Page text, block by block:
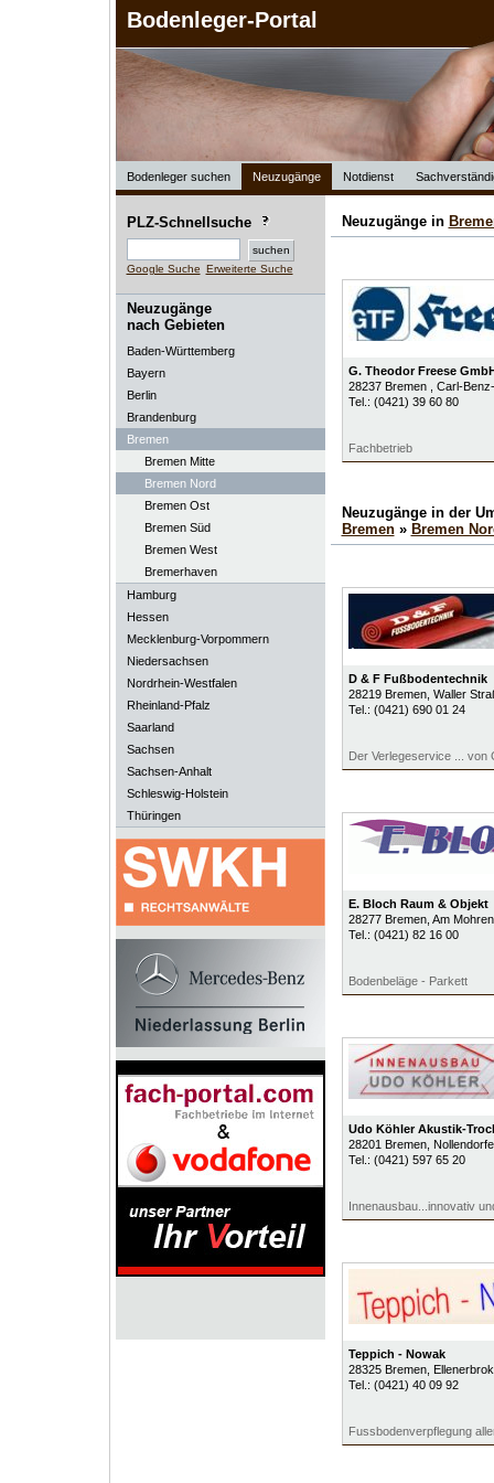
Bodenleger-Portal
Bodenleger suchen Neuzugänge Notdienst
PLZ-Schnellsuche
Google Suche Erweiterte Suche
Neuzugänge
nach Gebieten
Baden-Württemberg
Bayern
Berlin
Brandenburg
Bremen
Bremen Mitte
Bremen Nord
Bremen Ost
Bremen Süd
Bremen West
Bremerhaven
Hamburg
Hessen
Mecklenburg-Vorpommern
Niedersachsen
Nordrhein-Westfalen
Rheinland-Pfalz
Saarland
Sachsen
Sachsen-Anhalt
Schleswig-Holstein
Thüringen
Neuzugänge in
G. Theodor Freese
28237 Bremen
, Carl-
Tel.: (0421) 39 60 80
Fachbetrieb
Neuzugänge in der
Bremen» Bremen
D & F Fußbodentechnik
28219 Bremen, Waller
Tel.: (0421) 690 01 24
Der Verlegeservice ... von
E. Bloch Raum & Objekt
28277 Bremen, Am
Tel.: (0421) 82 16 00
Bodenbeläge - Parkett
Udo Köhler Akustik-
28201 Bremen,
Tel.: (0421) 597 65 20
Innenausbau...innovativ
Teppich - Nowak
28325 Bremen,
Tel.: (0421) 40 09 92
Fussbodenverpflegung